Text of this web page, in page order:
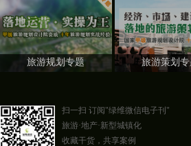
旅游规划专题 旅游策划专
扫一扫 订阅"绿维微信电子刊"
旅游·地产·新型城镇化
收藏干货，共享案例